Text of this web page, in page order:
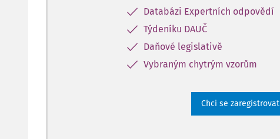
Databázi Expertních odpovědí
Týdeníku DAUČ
Daňové legislativě
Vybraným chytrým vzorům
Chci se zaregistrovat